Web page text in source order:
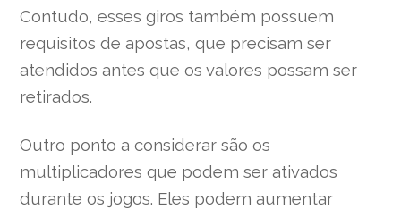
Contudo, esses giros também possuem
requisitos de apostas, que precisam ser
atendidos antes que os valores possam ser
retirados.
Outro ponto a considerar são os
multiplicadores que podem ser ativados
durante os jogos. Eles podem aumentar